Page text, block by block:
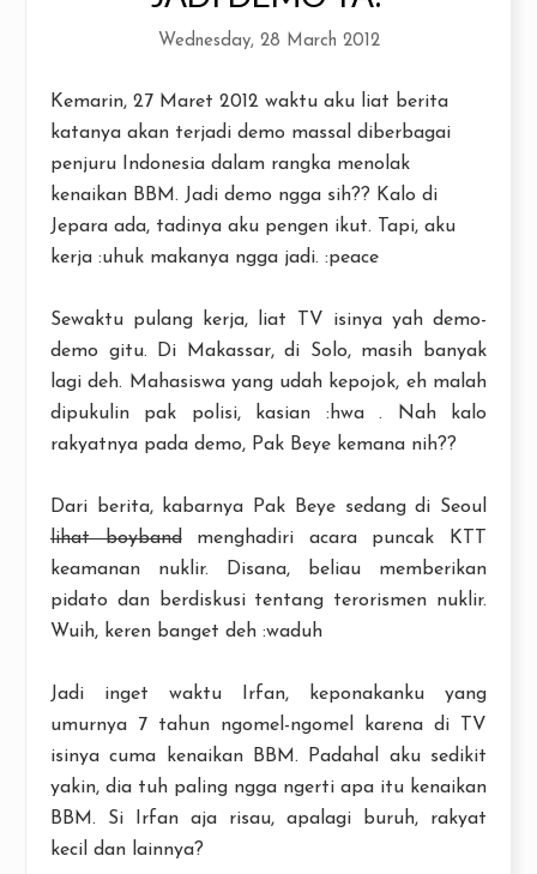
Wednesday, 28 March 2012
Kemarin, 27 Maret 2012 waktu aku liat berita
katanya akan terjadi demo massal diberbagai
penjuru Indonesia dalam rangka menolak
kenaikan BBM. Jadi demo ngga sih?? Kalo di
Jepara ada, tadinya aku pengen ikut. Tapi, aku
kerja :uhuk makanya ngga jadi. :peace
Sewaktu pulang kerja, liat TV isinya yah demo-
demo gitu. Di Makassar, di Solo, masih banyak
lagi deh. Mahasiswa yang udah kepojok, eh malah
dipukulin pak polisi, kasian :hwa . Nah kalo
rakyatnya pada demo, Pak Beye kemana nih??
Dari berita, kabarnya Pak Beye sedang di Seoul
lihat boybandmenghadiri acara puncak KTT
keamanan nuklir. Disana, beliau memberikan
pidato dan berdiskusi tentang terorismen nuklir.
Wuih, keren banget deh :waduh
Jadi inget waktu Irfan, keponakanku yang
umurnya 7 tahun ngomel-ngomel karena di TV
isinya cuma kenaikan BBM. Padahal aku sedikit
yakin, dia tuh paling ngga ngerti apa itu kenaikan
BBM. Si Irfan aja risau, apalagi buruh, rakyat
kecil dan lainnya?